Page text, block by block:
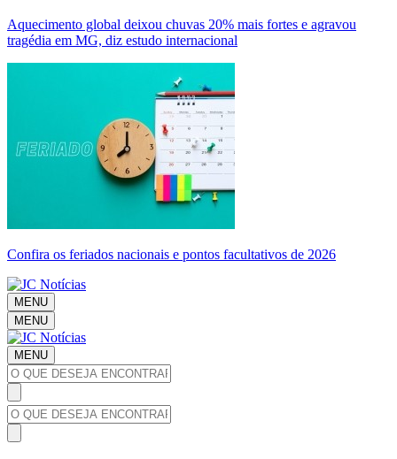
Aquecimento global deixou chuvas 20% mais fortes e agravou
tragédia em MG, diz estudo internacional
Confira os feriados nacionais e pontos facultativos de 2026
MENU
MENU
MENU